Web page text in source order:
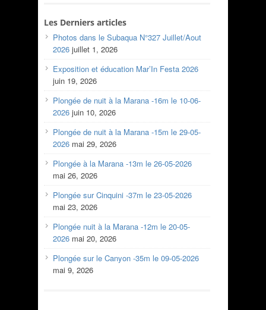
Les Derniers articles
Photos dans le Subaqua N°327 Juillet/Aout
2026 juillet 1, 2026
Exposition et éducation Mar’In Festa 2026
juin 19, 2026
Plongée de nuit à la Marana -16m le 10-06-
2026 juin 10, 2026
Plongée de nuit à la Marana -15m le 29-05-
2026 mai 29, 2026
Plongée à la Marana -13m le 26-05-2026
mai 26, 2026
Plongée sur Cinquini -37m le 23-05-2026
mai 23, 2026
Plongée nuit à la Marana -12m le 20-05-
2026 mai 20, 2026
Plongée sur le Canyon -35m le 09-05-2026
mai 9, 2026